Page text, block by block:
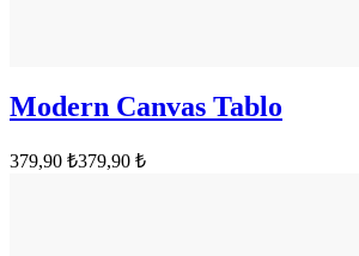
Modern Canvas Tablo
379,90 ₺379,90 ₺